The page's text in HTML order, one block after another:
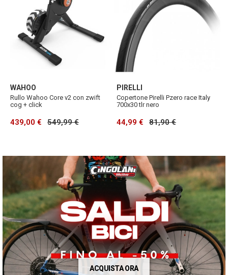
WAHOO
Rullo Wahoo Core v2 con zwift
cog + click
439,00 € 549,99 €
PIRELLI
Copertone Pirelli Pzero race Italy
700x30 tlr nero
44,99 € 81,90 €
ACQUISTA ORA